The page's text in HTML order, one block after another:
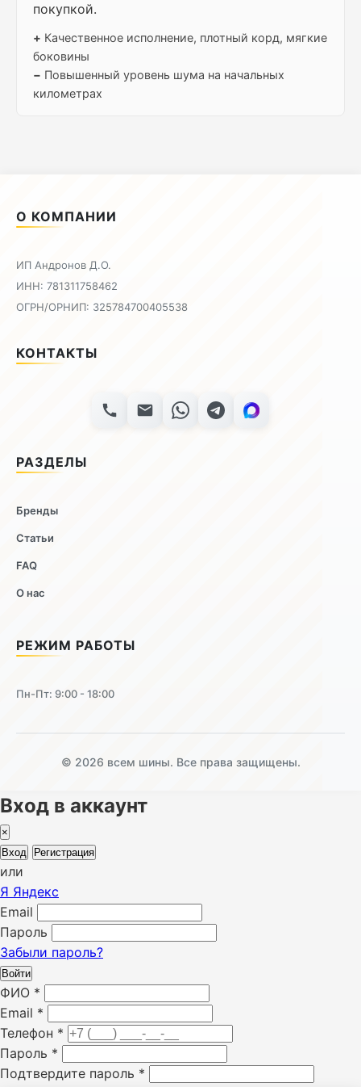
покупкой.
+ Качественное исполнение, плотный корд, мягкие
боковины
− Повышенный уровень шума на начальных
километрах
О КОМПАНИИ
ИП Андронов Д.О.
ИНН: 781311758462
ОГРН/ОРНИП: 325784700405538
КОНТАКТЫ
РАЗДЕЛЫ
Бренды
Статьи
FAQ
О нас
РЕЖИМ РАБОТЫ
Пн-Пт: 9:00 - 18:00
© 2026 всем шины. Все права защищены.
Вход в аккаунт
×
Вход
Регистрация
или
Я Яндекс
Email
Пароль
Забыли пароль?
Войти
ФИО *
Email *
Телефон *
Пароль *
Подтвердите пароль *